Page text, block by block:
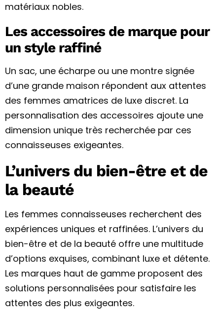
matériaux nobles.
Les accessoires de marque pour
un style raffiné
Un sac, une écharpe ou une montre signée
d’une grande maison répondent aux attentes
des femmes amatrices de luxe discret. La
personnalisation des accessoires ajoute une
dimension unique très recherchée par ces
connaisseuses exigeantes.
L’univers du bien-être et de
la beauté
Les femmes connaisseuses recherchent des
expériences uniques et raffinées. L’univers du
bien-être et de la beauté offre une multitude
d’options exquises, combinant luxe et détente.
Les marques haut de gamme proposent des
solutions personnalisées pour satisfaire les
attentes des plus exigeantes.